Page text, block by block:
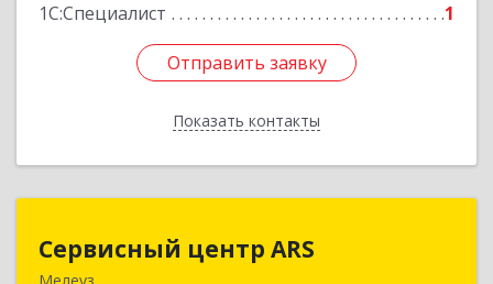
1С:Специалист
1
Отправить заявку
Показать контакты
Отправить заявку
Назад
Сервисный центр ARS
Мелеуз